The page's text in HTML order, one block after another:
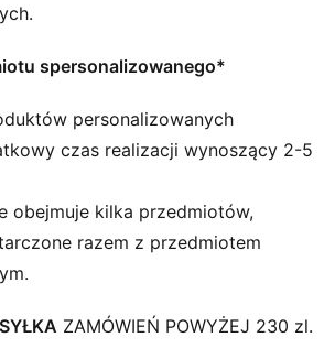
dopasowanie
Cat z boku
spersonalizowanego*
personalizowanych
czas realizacji wynoszący 2-5
obejmuje kilka przedmiotów,
razem z przedmiotem
ZAMÓWIEŃ POWYŻEJ 230 zl.